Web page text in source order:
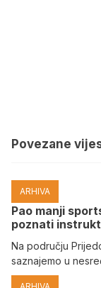
Povezane
ARHIVA
Pao manji
poznati
Na području
saznajemo u